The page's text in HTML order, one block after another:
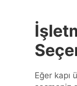
Eğer kapı